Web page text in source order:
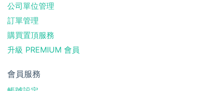
公司單位管理
訂單管理
購買置頂服務
升級 PREMIUM 會員
會員服務